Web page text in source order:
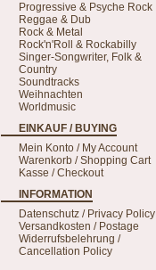
Progressive & Psyche Rock
Reggae & Dub
Rock & Metal
Rock'n'Roll & Rockabilly
Singer-Songwriter, Folk &
Country
Soundtracks
Weihnachten
Worldmusic
EINKAUF / BUYING
Mein Konto / My Account
Warenkorb / Shopping Cart
Kasse / Checkout
INFORMATION
Datenschutz / Privacy Policy
Versandkosten / Postage
Widerrufsbelehrung /
Cancellation Policy